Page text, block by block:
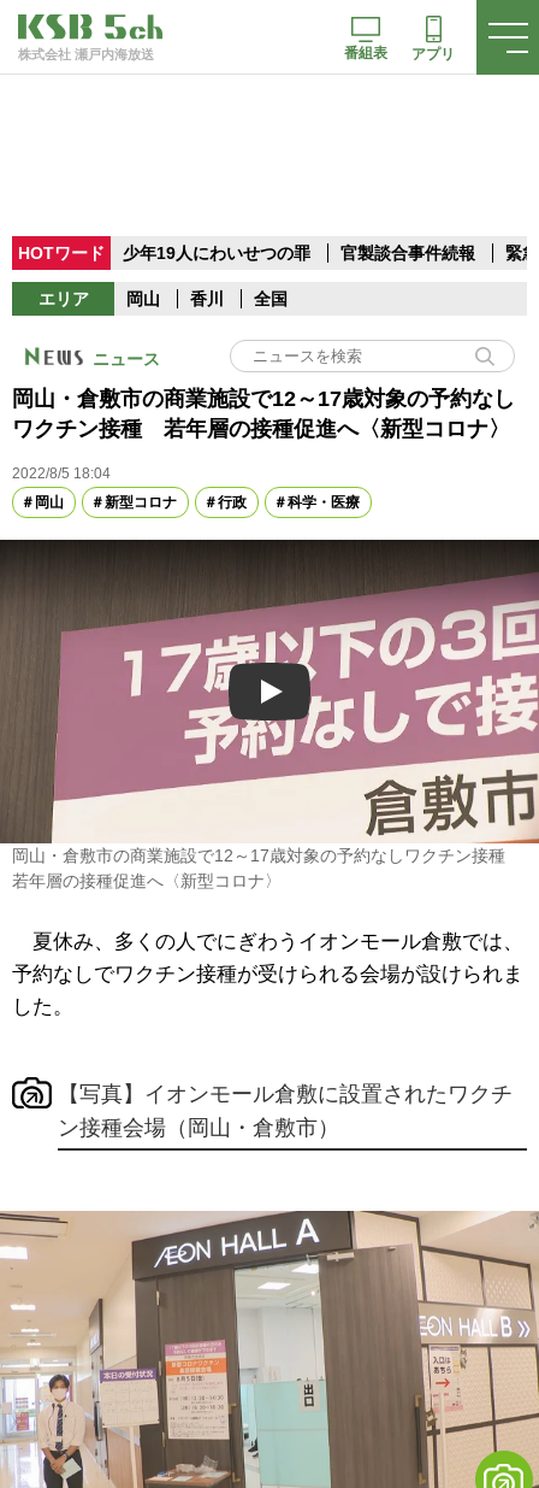
株式会社 瀬戸内海放送 番組表 アプリ
HOTワード 少年19人にわいせつの罪 官製談合事件続報 緊
エリア 岡山 香川 全国
ニュース
岡山・倉敷市の商業施設で12～17歳対象の予約なし
ワクチン接種 若年層の接種促進へ〈新型コロナ〉
2022/8/5 18:04
岡山
新型コロナ 行政 科学・医療
Play
岡山・倉敷市の商業施設で12～17歳対象の予約なしワクチン接種
若年層の接種促進へ〈新型コロナ〉
夏休み、多くの人でにぎわうイオンモール倉敷では、
予約なしでワクチン接種が受けられる会場が設けられま
した。
【写真】イオンモール倉敷に設置されたワクチ
ン接種会場（岡山・倉敷市）